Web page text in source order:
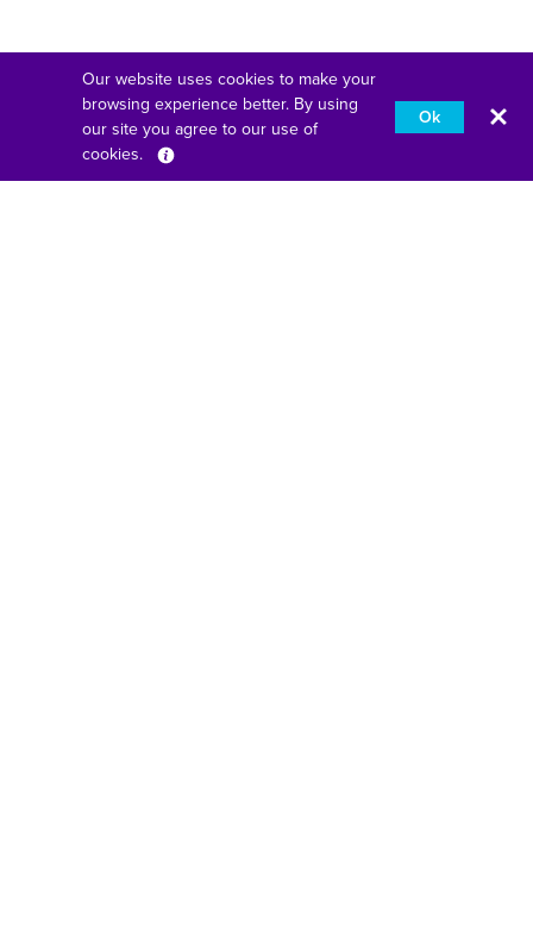
Our website uses cookies to make your
browsing experience better. By using
our site you agree to our use of
cookies.
Ok